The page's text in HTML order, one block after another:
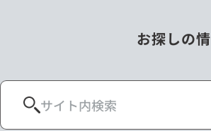
お探しの